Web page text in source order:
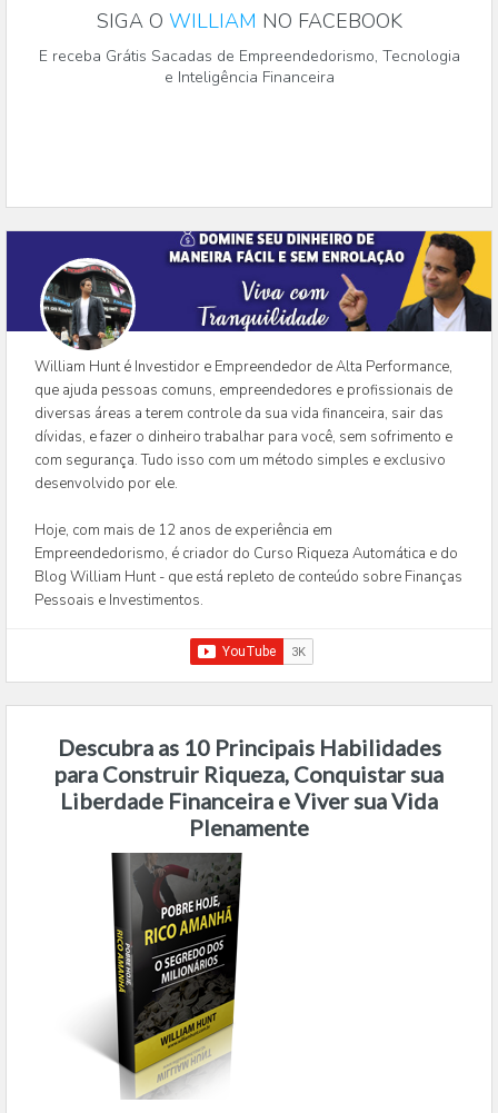
SIGA O WILLIAM NO FACEBOOK
E receba Grátis Sacadas de Empreendedorismo, Tecnologia
e Inteligência Financeira
William Hunt é Investidor e Empreendedor de Alta Performance,
que ajuda pessoas comuns, empreendedores e profissionais de
diversas áreas a terem controle da sua vida financeira, sair das
dívidas, e fazer o dinheiro trabalhar para você, sem sofrimento e
com segurança. Tudo isso com um método simples e exclusivo
desenvolvido por ele.
Hoje, com mais de 12 anos de experiência em
Empreendedorismo, é criador do Curso Riqueza Automática e do
Blog William Hunt - que está repleto de conteúdo sobre Finanças
Pessoais e Investimentos.
Descubra as 10 Principais Habilidades
para Construir Riqueza, Conquistar sua
Liberdade Financeira e Viver sua Vida
Plenamente